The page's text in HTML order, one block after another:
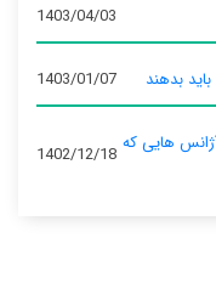
1403/04/03
بدهند 1403/01/07
هایی که 1402/12/18